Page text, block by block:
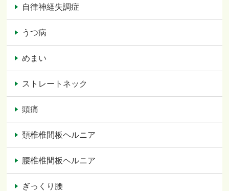
自律神経失調症
うつ病
めまい
ストレートネック
頭痛
頚椎椎間板ヘルニア
腰椎椎間板ヘルニア
ぎっくり腰